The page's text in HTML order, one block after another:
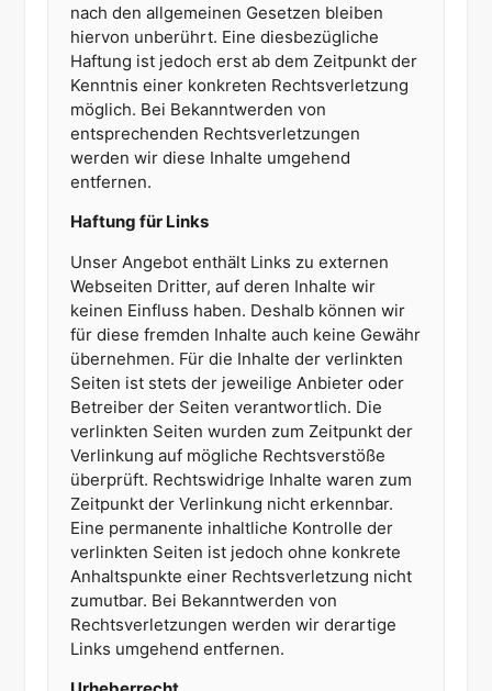
nach den allgemeinen Gesetzen bleiben
hiervon unberührt. Eine diesbezügliche
Haftung ist jedoch erst ab dem Zeitpunkt der
Kenntnis einer konkreten Rechtsverletzung
möglich. Bei Bekanntwerden von
entsprechenden Rechtsverletzungen
werden wir diese Inhalte umgehend
entfernen.
Haftung für Links
Unser Angebot enthält Links zu externen
Webseiten Dritter, auf deren Inhalte wir
keinen Einfluss haben. Deshalb können wir
für diese fremden Inhalte auch keine Gewähr
übernehmen. Für die Inhalte der verlinkten
Seiten ist stets der jeweilige Anbieter oder
Betreiber der Seiten verantwortlich. Die
verlinkten Seiten wurden zum Zeitpunkt der
Verlinkung auf mögliche Rechtsverstöße
überprüft. Rechtswidrige Inhalte waren zum
Zeitpunkt der Verlinkung nicht erkennbar.
Eine permanente inhaltliche Kontrolle der
verlinkten Seiten ist jedoch ohne konkrete
Anhaltspunkte einer Rechtsverletzung nicht
zumutbar. Bei Bekanntwerden von
Rechtsverletzungen werden wir derartige
Links umgehend entfernen.